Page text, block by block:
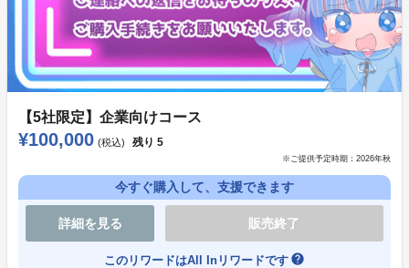
登場人物によっては“導き”に従わないこともあります。
見極めながら進めてください。
導きの結果で、通れるルートが変わるので注意！
また、あなたの主様は非常に繊細なお方。メンケアも忘
れずに！
そして、あなたがわたマリの世界に干渉できるというこ
とは、逆に……？
【5社限定】企業向けコース
¥100,000 (税込) 残り 5
※ご提供予定時期： 2026年秋
今すぐ購入して、支援できます
詳細を見る 販売終了
このリワードはAll Inリワードです help